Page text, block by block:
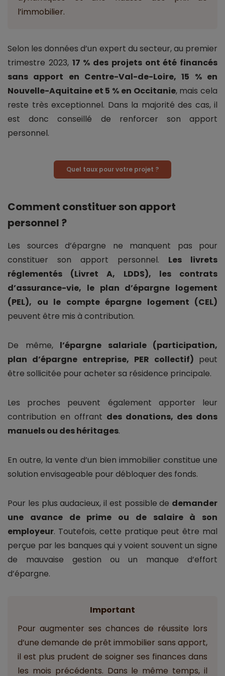
l’immobilier.
Selon les données d’un expert du secteur, au premier
trimestre 2023, 17 % des projets ont été financés
sans apport en Centre-Val-de-Loire, 15 % en
Nouvelle-Aquitaine et 5 % en Occitanie, mais cela
reste très exceptionnel. Dans la majorité des cas, il
est donc conseillé de renforcer son apport
personnel.
Quel taux pour votre projet ?
Comment constituer son apport
personnel ?
Les sources d’épargne ne manquent pas pour
constituer son apport personnel. Les livrets
réglementés (Livret A, LDDS), les contrats
d’assurance-vie, le plan d’épargne logement
(PEL), ou le compte épargne logement (CEL)
peuvent être mis à contribution.
De même, l’épargne salariale (participation,
plan d’épargne entreprise, PER collectif) peut
être sollicitée pour acheter sa résidence principale.
Les proches peuvent également apporter leur
contribution en offrant des donations, des dons
manuels ou des héritages.
En outre, la vente d’un bien immobilier constitue une
solution envisageable pour débloquer des fonds.
Pour les plus audacieux, il est possible de demander
une avance de prime ou de salaire à son
employeur. Toutefois, cette pratique peut être mal
perçue par les banques qui y voient souvent un signe
de mauvaise gestion ou un manque d’effort
d’épargne.
Important
Pour augmenter ses chances de réussite lors
d’une demande de prêt immobilier sans apport,
il est plus prudent de soigner ses finances dans
les mois précédents. Dans le même temps, il